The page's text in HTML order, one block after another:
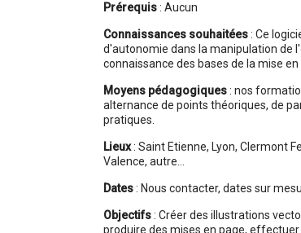
Prérequis: Aucun
Connaissances souhaitées: Ce
d'autonomie dans la manipulation de
connaissance des bases de la mise en
Moyens pédagogiques: nos
alternance de points théoriques, de
pratiques.
Lieux: Saint Etienne, Lyon, Clermont
Valence, autre...
Dates: Nous contacter, dates sur
Objectifs: Créer des illustrations
produire des mises en page, effectuer